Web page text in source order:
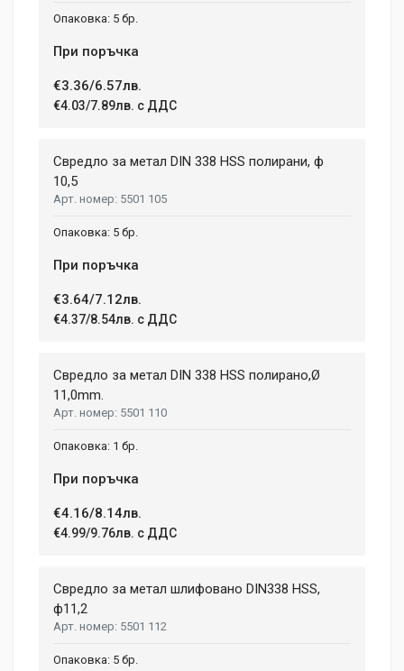
5 бр.
При поръчка
€3.36/6.57лв.
€4.03/7.89лв. с ДДС
Свредло за метал DIN 338 HSS полирани, ф
10,5
5501 105
5 бр.
При поръчка
€3.64/7.12лв.
€4.37/8.54лв. с ДДС
Свредло за метал DIN 338 HSS полирано,Ø
11,0mm.
5501 110
1 бр.
При поръчка
€4.16/8.14лв.
€4.99/9.76лв. с ДДС
Свредло за метал шлифовано DIN338 HSS,
ф11,2
5501 112
5 бр.